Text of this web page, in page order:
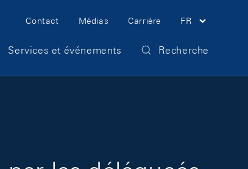
Meta Navigation
Contact Médias Carrière FR
Services et événements Recherche